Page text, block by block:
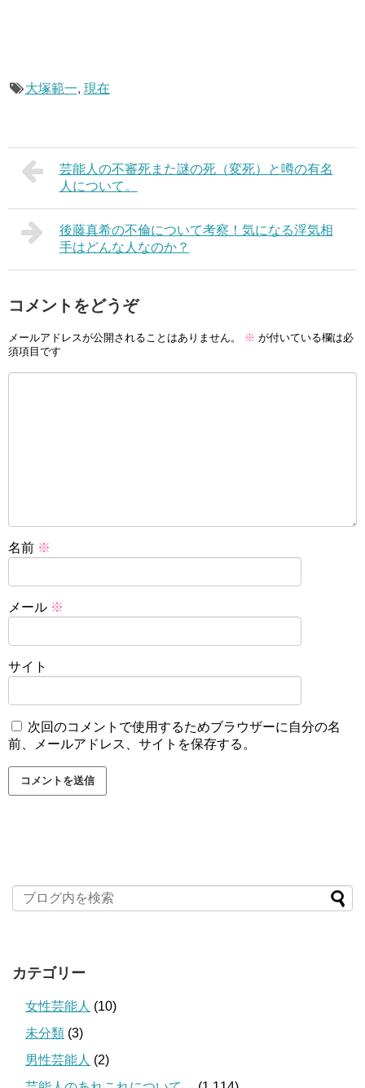
大塚範一, 現在
芸能人の不審死また謎の死（変死）と噂の有名
人について。
後藤真希の不倫について考察！気になる浮気相
手はどんな人なのか？
コメントをどうぞ
メールアドレスが公開されることはありません。 ※ が付いている欄は必
須項目です
名前 ※
メール ※
サイト
次回のコメントで使用するためブラウザーに自分の名
前、メールアドレス、サイトを保存する。
カテゴリー
女性芸能人 (10)
未分類 (3)
男性芸能人 (2)